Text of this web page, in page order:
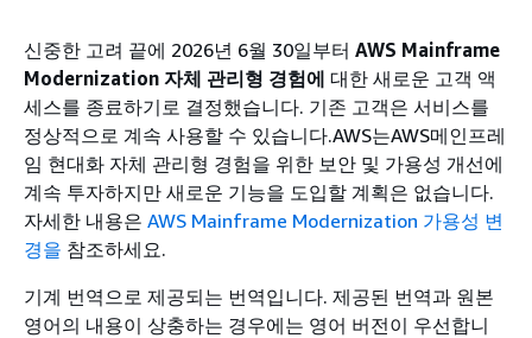
신중한 고려 끝에 2026년 6월 30일부터 AWS Mainframe
Modernization 자체 관리형 경험에 대한 새로운 고객 액
세스를 종료하기로 결정했습니다. 기존 고객은 서비스를
정상적으로 계속 사용할 수 있습니다.AWS는AWS메인프레
임 현대화 자체 관리형 경험을 위한 보안 및 가용성 개선에
계속 투자하지만 새로운 기능을 도입할 계획은 없습니다.
자세한 내용은 AWS Mainframe Modernization 가용성 변
경을 참조하세요.
기계 번역으로 제공되는 번역입니다. 제공된 번역과 원본
영어의 내용이 상충하는 경우에는 영어 버전이 우선합니